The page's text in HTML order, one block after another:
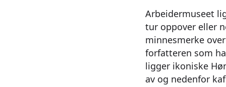
Arbeidermuseet
tur oppover eller
minnesmerke
forfatteren som
ligger ikoniske
av og nedenfor